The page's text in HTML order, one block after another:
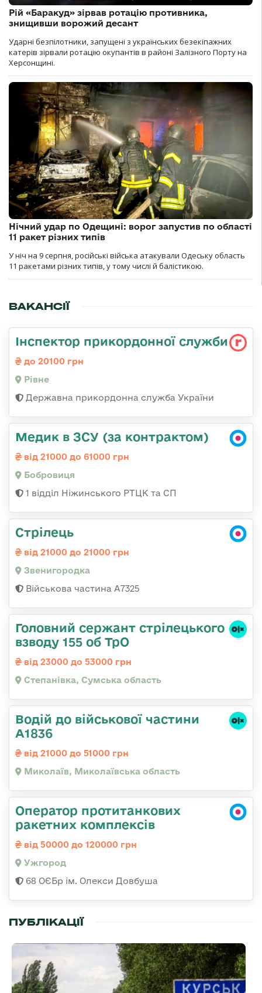
Рій «Баракуд» зірвав ротацію противника,
знищивши ворожий десант
Ударні безпілотники, запущені з українських безекіпажних
катерів зірвали ротацію окупантів в районі Залізного Порту на
Херсонщині.
Нічний удар по Одещині: ворог запустив по області
11 ракет різних типів
У ніч на 9 серпня, російські війська атакували Одеську область
11 ракетами різних типів, у тому числі й балістикою.
ВАКАНСІЇ
Інспектор прикордонної служби
до 20100 грн
Рівне
Державна прикордонна служба України
Медик в ЗСУ (за контрактом)
від 21000 до 61000 грн
Бобровиця
1 відділ Ніжинського РТЦК та СП
Стрілець
від 21000 до 21000 грн
Звенигородка
Військова частина А7325
Головний сержант стрілецького
взводу 155 об ТрО
від 23000 до 53000 грн
Степанівка, Сумська область
Водій до військової частини
А1836
від 21000 до 51000 грн
Миколаїв, Миколаївська область
Оператор протитанкових
ракетних комплексів
від 50000 до 120000 грн
Ужгород
68 ОЄБр ім. Олекси Довбуша
ПУБЛІКАЦІЇ